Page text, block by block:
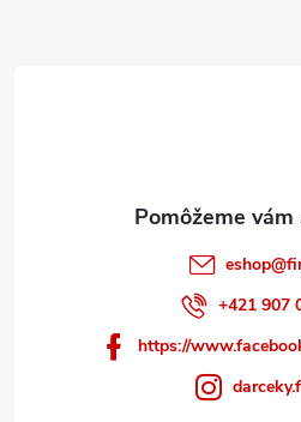
eshop@
+421 907
https://